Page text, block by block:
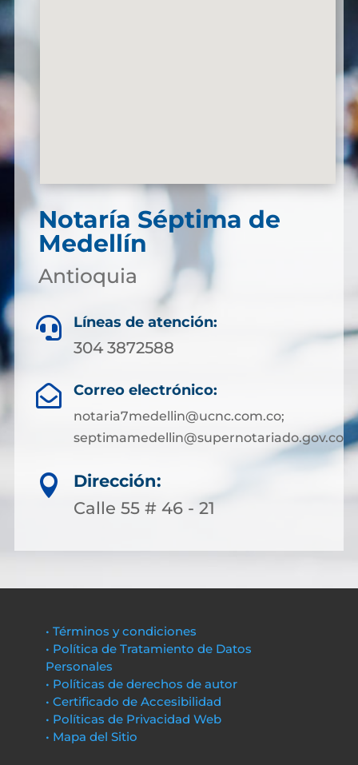
Notaría Séptima de
Medellín
Antioquia
 Líneas de atención:
304 3872588
 Correo electrónico:
notaria7medellin@ucnc.com.co;
septimamedellin@supernotariado.gov.co

Dirección:
Calle 55 # 46 - 21
• Términos y condiciones
• Política de Tratamiento de Datos
Personales
• Políticas de derechos de autor
• Certificado de Accesibilidad
• Políticas de Privacidad Web
• Mapa del Sitio